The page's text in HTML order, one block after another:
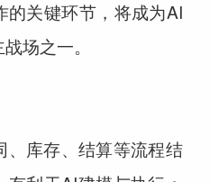
的关键环节，将成为AI
场之一。
、库存、结算等流程结